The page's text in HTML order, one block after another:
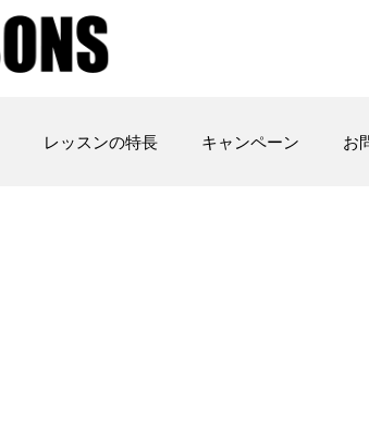
レッスンの特長 キャンペーン お